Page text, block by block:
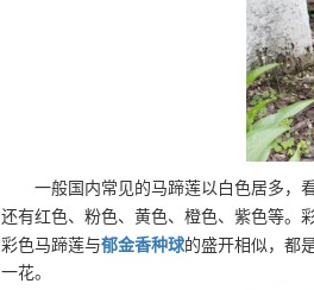
一般国内常见的马蹄莲以白色居多 ，
还有红色、 粉色、 黄色、 橙色、 紫色等。
彩色马蹄莲与郁金香种球的盛开相似，都
一花。